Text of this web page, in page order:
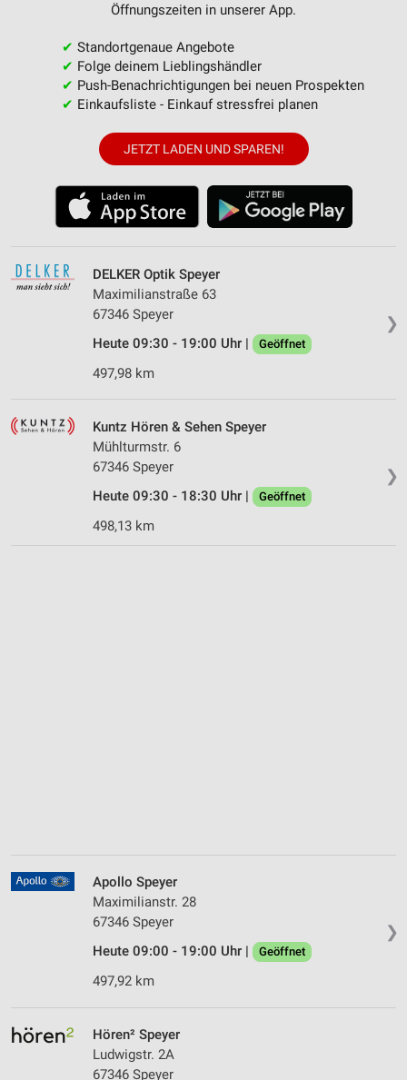
Öffnungszeiten in unserer App.
✔ Standortgenaue Angebote
✔ Folge deinem Lieblingshändler
✔ Push-Benachrichtigungen bei neuen Prospekten
✔ Einkaufsliste - Einkauf stressfrei planen
JETZT LADEN UND SPAREN!
❯
DELKER Optik Speyer
Maximilianstraße 63
67346 Speyer
Heute 09:30 - 19:00 Uhr |
Geöffnet
497,98 km
❯
Kuntz Hören & Sehen Speyer
Mühlturmstr. 6
67346 Speyer
Heute 09:30 - 18:30 Uhr |
Geöffnet
498,13 km
❯
Apollo Speyer
Maximilianstr. 28
67346 Speyer
Heute 09:00 - 19:00 Uhr |
Geöffnet
497,92 km
Hören² Speyer
Ludwigstr. 2A
67346 Speyer